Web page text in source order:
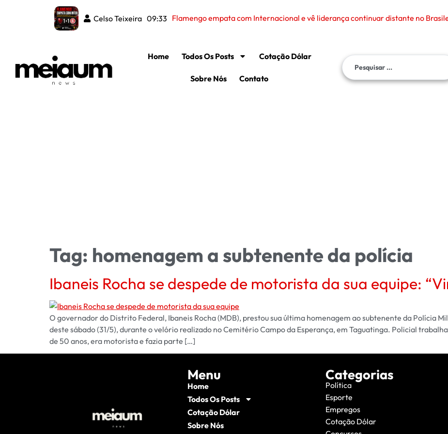
Celso Teixeira 09:33 Flamengo empata com Internacional e vê liderança continuar distante no
Home Todos Os Posts Cotação Dólar
Sobre Nós Contato
Tag: homenagem a subtenente da polícia
Ibaneis Rocha se despede de motorista da sua equipe:
O governador do Distrito Federal, Ibaneis Rocha (MDB), prestou sua última homenagem ao subtenente da Polícia
deste sábado (31/5), durante o velório realizado no Cemitério Campo da Esperança, em Taguatinga. Policial
de 50 anos, era motorista e fazia parte […]
Menu
Home
Todos Os Posts
Cotação Dólar
Sobre Nós
Categorias
Política
Esporte
Empregos
Cotação Dólar